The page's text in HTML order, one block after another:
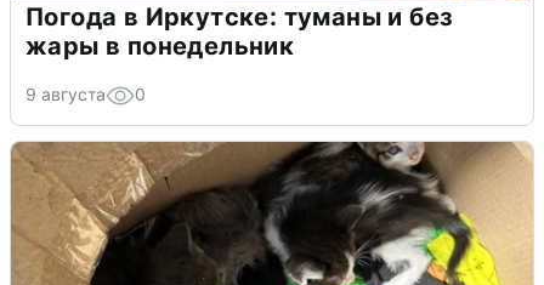
Погода в Иркутске: туманы и без
жары в понедельник
9 августа 0